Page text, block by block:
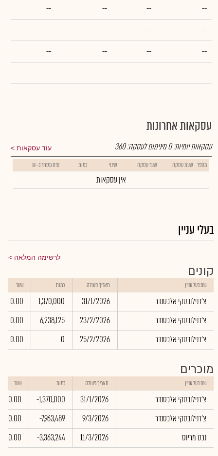
--
--
--
--
--
--
--
--
--
--
--
--
--
--
--
--
עסקאות אחרונות
עוד עסקאות עסקאות יומיות:0מינימום לעסקה:360
מספר שעת עסקה שער עסקה שינוי כמות נפח מסחר ב- ₪
אין עסקאות
בעלי עניין
לרשימה המלאה
קונים
שם בעל עניין תאריך פעולה כמות שער
צ'רנילובסקי אלכסנדר 31/1/2026
1,370,000
0.00
צ'רנילובסקי אלכסנדר
23/2/2026
6,238,125
0.00
צ'רנילובסקי אלכסנדר
25/2/2026
0
0.00
מוכרים
שם בעל עניין תאריך פעולה כמות שער
צ'רנילובסקי אלכסנדר 31/1/2026
-1,370,000
0.00
צ'רנילובסקי אלכסנדר
9/3/2026
-7,963,489
0.00
נכט מריוס
11/3/2026
-3,363,244
0.00